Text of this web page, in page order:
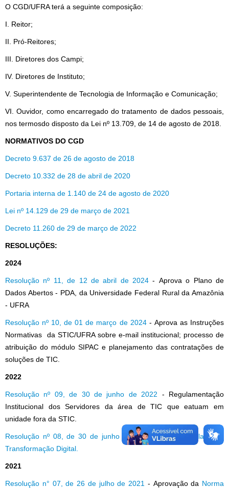
O CGD/UFRA terá a seguinte composição:
I. Reitor;
II. Pró-Reitores;
III. Diretores dos Campi;
IV. Diretores de Instituto;
V. Superintendente de Tecnologia de Informação e Comunicação;
VI. Ouvidor, como encarregado do tratamento de dados pessoais,
nos termosdo disposto da Lei nº 13.709, de 14 de agosto de 2018.
NORMATIVOS DO CGD
Decreto 9.637 de 26 de agosto de 2018
Decreto 10.332 de 28 de abril de 2020
Portaria interna de 1.140 de 24 de agosto de 2020
Lei nº 14.129 de 29 de março de 2021
Decreto 11.260 de 29 de março de 2022
RESOLUÇÕES:
2024
Resolução nº 11, de 12 de abril de 2024 - Aprova o Plano de
Dados Abertos - PDA, da Universidade Federal Rural da Amazônia
- UFRA
Resolução nº 10, de 01 de março de 2024- Aprova as Instruções
Normativas da STIC/UFRA sobre e-mail institucional; processo de
atribuição do módulo SIPAC e planejamento das contratações de
soluções de TIC.
2022
Resolução nº 09, de 30 de junho de 2022 - Regulamentação
Institucional dos Servidores da área de TIC que eatuam em
unidade fora da STIC.
Resolução nº 08, de 30 de junho de 2022 - Aprova o
Plano de
Transformação Digital.
2021
Resolução n° 07, de 26 de julho de 2021 - Aprovação da Norma